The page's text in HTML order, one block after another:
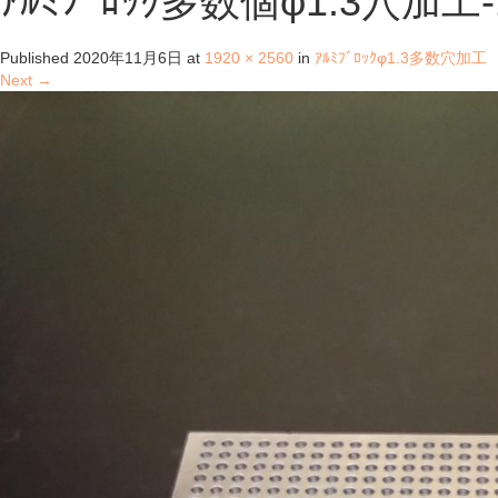
Published 2020年11月6日 at 1920 × 2560 in ｱﾙﾐﾌﾞﾛｯｸφ1.3多数穴加工
Next →